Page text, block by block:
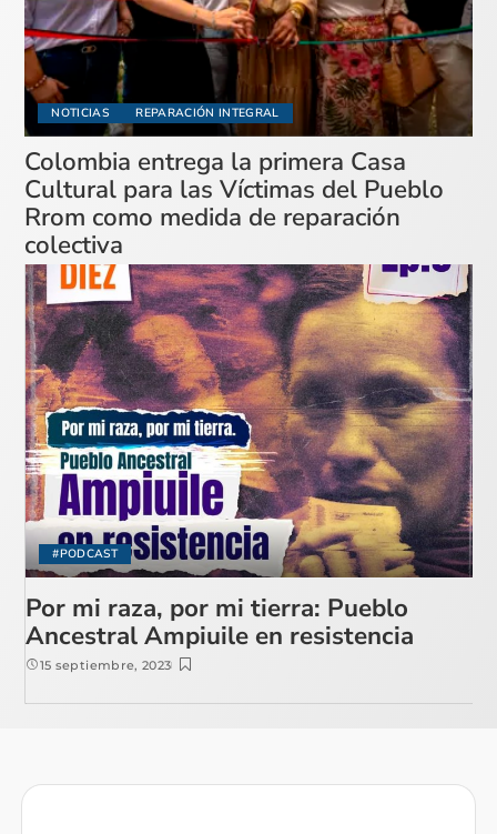
NOTICIAS REPARACIÓN INTEGRAL
Colombia entrega la primera Casa
Cultural para las Víctimas del Pueblo
Rrom como medida de reparación
colectiva
#PODCAST
Por mi raza, por mi tierra: Pueblo
Ancestral Ampiuile en resistencia
15 septiembre, 2023